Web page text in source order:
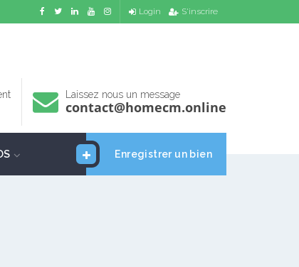
Login S'inscrire
Laissez nous un message
contact@homecm.online
Enregistrer un bien